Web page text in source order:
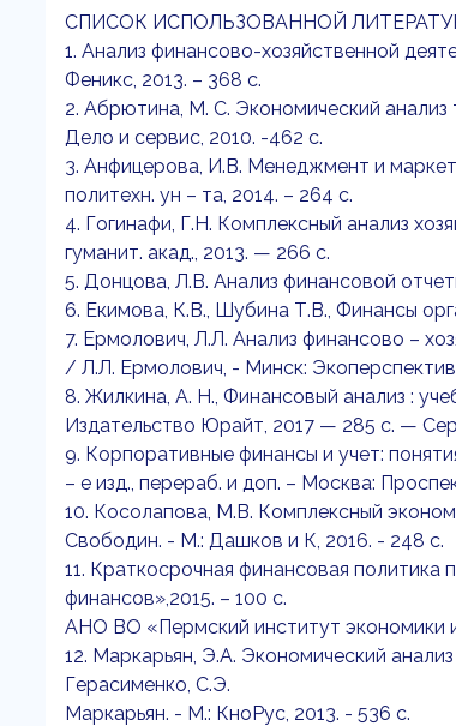
СПИСОК ИСПОЛЬЗОВАННОЙ
1. Анализ финансово-хозяйственной
Феникс, 2013. – 368 с.
2. Абрютина, М. С. Экономический
Дело и сервис, 2010. -462 с.
3. Анфицерова, И.В. Менеджмент и
политехн. ун – та, 2014. – 264 с.
4. Гогинафи, Г.Н. Комплексный анализ
гуманит. акад., 2013. — 266 с.
5. Донцова, Л.В. Анализ финансовой
6. Екимова, К.В., Шубина Т.В., Финансы
7. Ермолович, Л.Л. Анализ финансово –
/ Л.Л. Ермолович, - Минск:
8. Жилкина, А. Н., Финансовый анализ :
Издательство Юрайт, 2017 — 285 с. —
9. Корпоративные финансы и учет:
– е изд., перераб. и доп. – Москва:
10. Косолапова, М.В. Комплексный
Свободин. - М.: Дашков и К, 2016. - 248 c.
11. Краткосрочная финансовая
финансов»,2015. – 100 с.
АНО ВО «Пермский институт экономики
12. Маркарьян, Э.А. Экономический
Герасименко, С.Э.
Маркарьян. - М.: КноРус, 2013. - 536 c.